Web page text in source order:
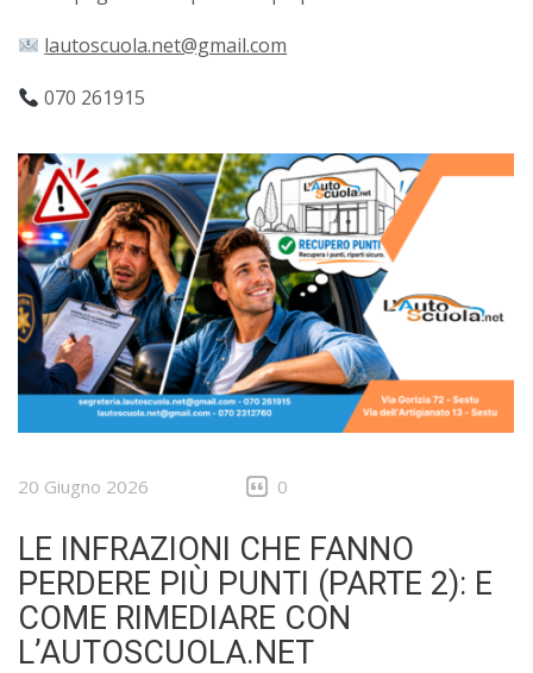
lautoscuola.net@gmail.com
070 261915
20 Giugno 2026 0
LE INFRAZIONI CHE FANNO
PERDERE PIÙ PUNTI (PARTE 2): E
COME RIMEDIARE CON
L’AUTOSCUOLA.NET